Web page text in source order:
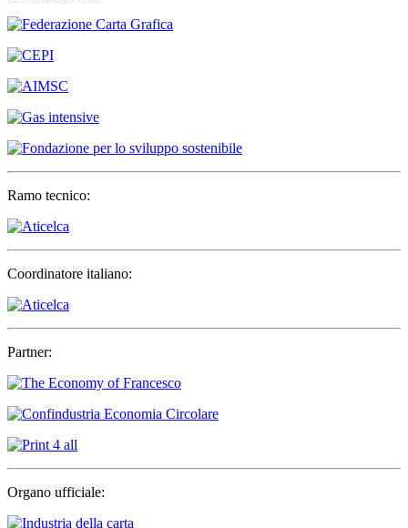
Ramo tecnico:
Coordinatore italiano:
Partner:
Organo ufficiale: